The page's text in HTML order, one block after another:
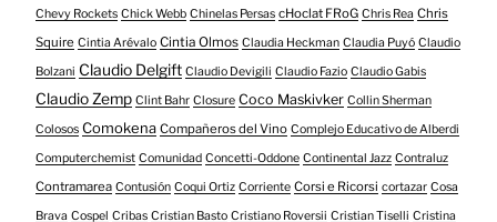
Chevy Rockets Chick Webb Chinelas Persas cHoclat FRoG Chris Rea Chris
Squire Cintia Arévalo Cintia Olmos Claudia Heckman Claudia Puyó Claudio
Bolzani Claudio Delgift Claudio Devigili Claudio Fazio Claudio Gabis
Claudio Zemp Clint Bahr Closure Coco Maskivker Collin Sherman
Colosos Comokena Compañeros del Vino Complejo Educativo de Alberdi
Computerchemist Comunidad Concetti-Oddone Continental Jazz Contraluz
Contramarea Contusión Coqui Ortiz Corriente Corsi e Ricorsi cortazar Cosa
Brava Cospel Cribas Cristian Basto Cristiano Roversii Cristian Tiselli Cristina